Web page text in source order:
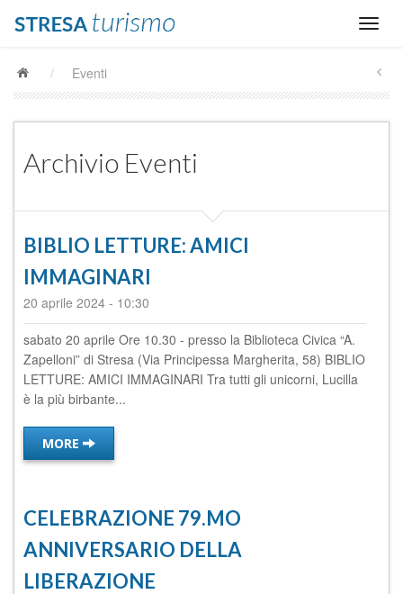
/ Eventi
Archivio Eventi
BIBLIO LETTURE: AMICI
IMMAGINARI
20 aprile 2024 - 10:30
sabato 20 aprile Ore 10.30 - presso la Biblioteca Civica “A.
Zapelloni” di Stresa (Via Principessa Margherita, 58) BIBLIO
LETTURE: AMICI IMMAGINARI Tra tutti gli unicorni, Lucilla
è la più birbante...
MORE
CELEBRAZIONE 79.MO
ANNIVERSARIO DELLA
LIBERAZIONE